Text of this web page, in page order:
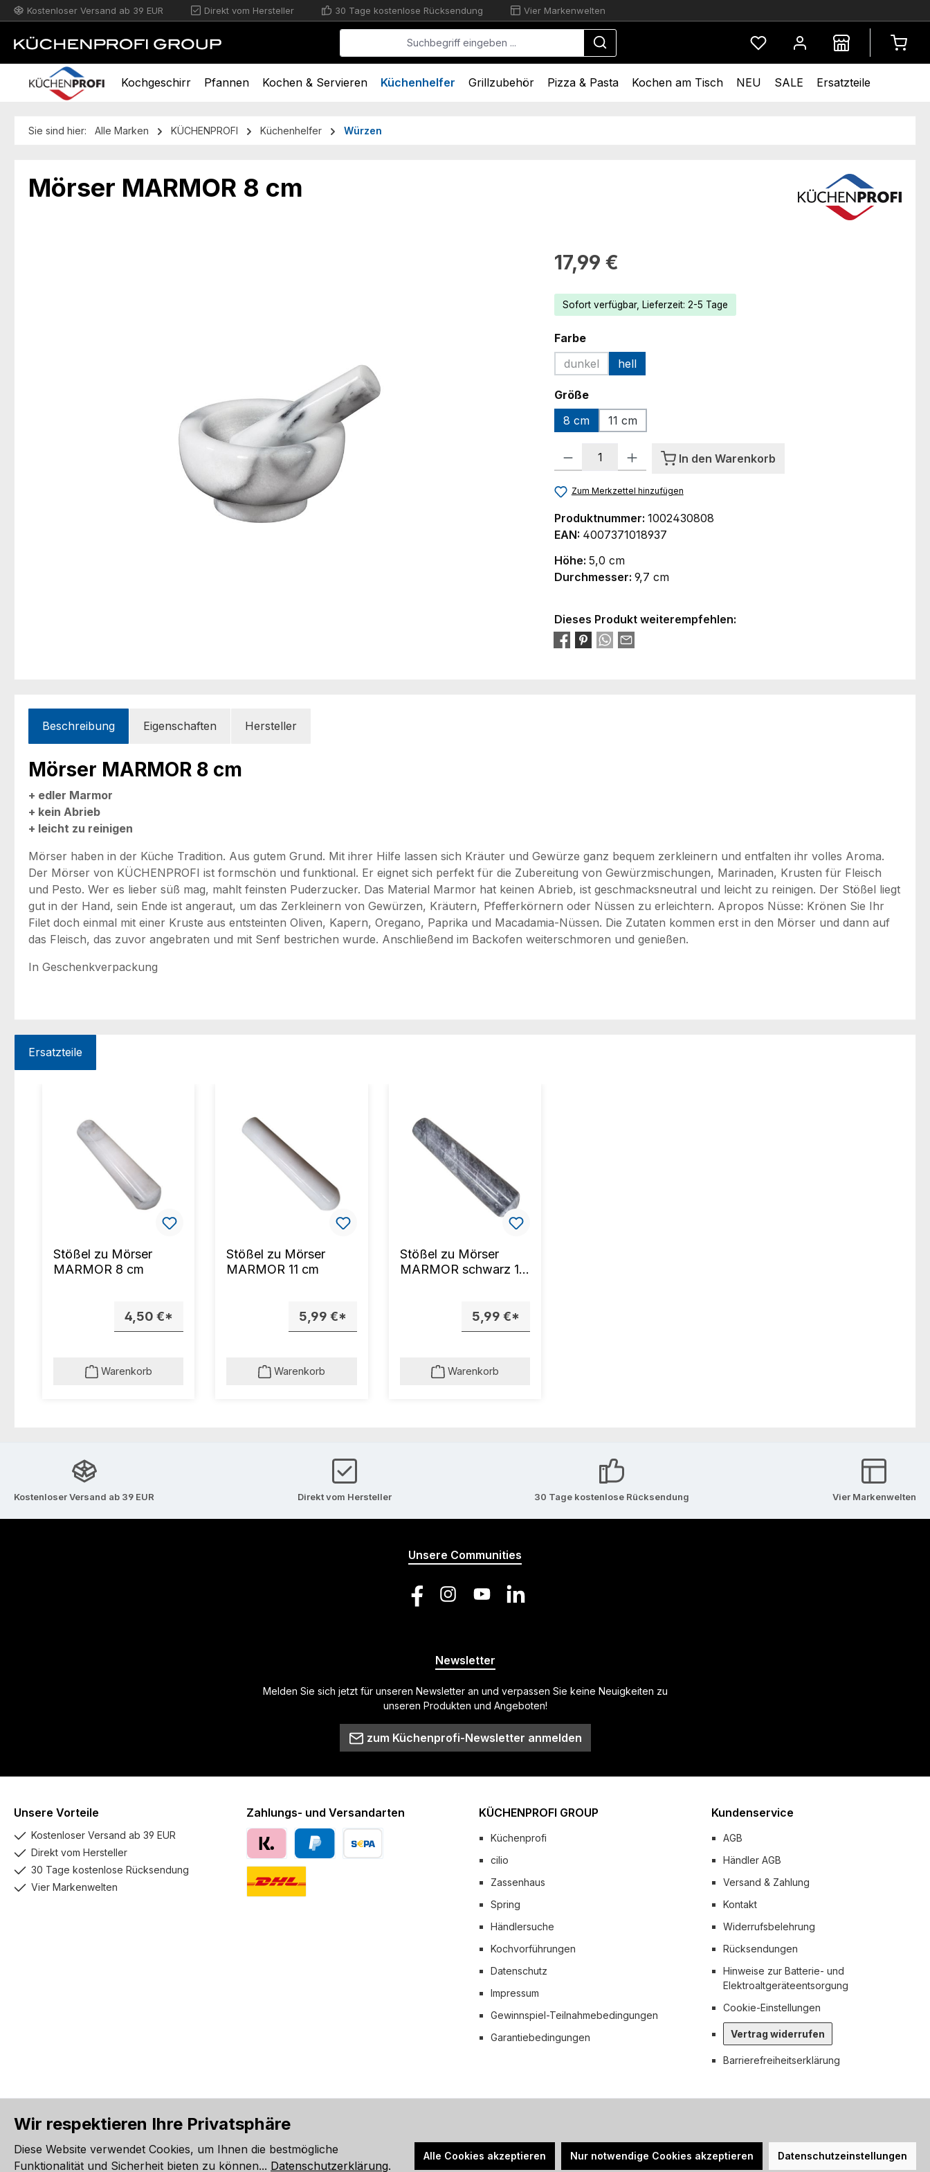
Hauptinhalt springen
Zur Suche springen
Zur Hauptnavigation springen
Kostenloser Versand ab 39 EUR Direkt vom Hersteller 30 Tage kostenlose Rücksendung Vier Markenwelten
Du hast 0 Produkte auf dem
Kochgeschirr Pfannen Kochen & Servieren Küchenhelfer Grillzubehör Pizza & Pasta Kochen am Tisch NEU SALE Ersatzteile
Sie sind hier: Alle Marken KÜCHENPROFI Küchenhelfer Würzen
Mörser MARMOR 8 cm
Regulärer Preis:
17,99 €
Sofort verfügbar, Lieferzeit: 2-5 Tage
Farbeauswählen
dunkel
(Diese Option ist zurzeit nicht verfügbar.)
hell
Größeauswählen
8 cm
11 cm
Produkt Anzahl: Gib den gewünschten Wert ein oder benutze die Schaltflächen
In den Warenkorb
Zum Merkzettel hinzufügen
Produktnummer: 1002430808
EAN: 4007371018937
Höhe: 5,0 cm
Durchmesser: 9,7 cm
Dieses Produkt weiterempfehlen:
Beschreibung Eigenschaften Hersteller
Mörser MARMOR 8 cm
+ edler Marmor
+ kein Abrieb
+ leicht zu reinigen
Mörser haben in der Küche Tradition. Aus gutem Grund. Mit ihrer Hilfe lassen sich Kräuter und Gewürze ganz bequem zerkleinern und entfalten ihr volles Aroma.
Der Mörser von KÜCHENPROFI ist formschön und funktional. Er eignet sich perfekt für die Zubereitung von Gewürzmischungen, Marinaden, Krusten für Fleisch
und Pesto. Wer es lieber süß mag, mahlt feinsten Puderzucker. Das Material Marmor hat keinen Abrieb, ist geschmacksneutral und leicht zu reinigen. Der Stößel liegt
gut in der Hand, sein Ende ist angeraut, um das Zerkleinern von Gewürzen, Kräutern, Pfefferkörnern oder Nüssen zu erleichtern. Apropos Nüsse: Krönen Sie Ihr
Filet doch einmal mit einer Kruste aus entsteinten Oliven, Kapern, Oregano, Paprika und Macadamia-Nüssen. Die Zutaten kommen erst in den Mörser und dann auf
das Fleisch, das zuvor angebraten und mit Senf bestrichen wurde. Anschließend im Backofen weiterschmoren und genießen.
In Geschenkverpackung
Ersatzteile
Stößel zu Mörser
MARMOR 8 cm
4,50 €*
Warenkorb
Stößel zu Mörser
MARMOR 11 cm
5,99 €*
Warenkorb
Stößel zu Mörser
MARMOR schwarz 11
5,99 €*
Warenkorb
Kostenloser Versand ab 39 EUR Direkt vom Hersteller 30 Tage kostenlose Rücksendung Vier Markenwelten
Unsere Communities
FacebookInstagramYouTube LinkedIn
Newsletter
Melden Sie sich jetzt für unseren Newsletter an und verpassen Sie keine Neuigkeiten zu
unseren Produkten und Angeboten!
zum Küchenprofi-Newsletter anmelden
Unsere Vorteile
Kostenloser Versand ab 39 EUR
Direkt vom Hersteller
30 Tage kostenlose Rücksendung
Vier Markenwelten
Zahlungs- und Versandarten
PayPal
Klarna
KÜCHENPROFI GROUP
Küchenprofi
cilio
Zassenhaus
Spring
Händlersuche
Kochvorführungen
Datenschutz
Impressum
Gewinnspiel-Teilnahmebedingungen
Garantiebedingungen
Kundenservice
AGB
Händler AGB
Versand & Zahlung
Kontakt
Widerrufsbelehrung
Rücksendungen
Hinweise zur Batterie- und
Elektroaltgeräteentsorgung
Cookie-Einstellungen
Vertrag widerrufen
Barrierefreiheitserklärung
Alle Preise inkl. gesetzl. Mehrwertsteuer zzgl. Versandkostenund ggf. Nachnahmegebühren, wenn nicht anders angegeben.
© 2026 Küchenprofi Group Online-Shop - Alle Rechte vorbehalten.
Werkzeugleiste anzeigen
Wir respektieren Ihre Privatsphäre
Diese Website verwendet Cookies, um Ihnen die bestmögliche
Funktionalität und Sicherheit bieten zu können... Datenschutzerklärung.
Alle Cookies akzeptieren Nur notwendige Cookies akzeptieren Datenschutzeinstellungen